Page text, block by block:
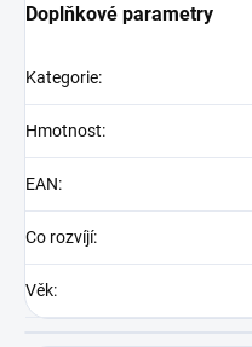
Doplňkové parametry
Kategorie:
Hmotnost:
EAN:
Co rozvíjí:
Věk: